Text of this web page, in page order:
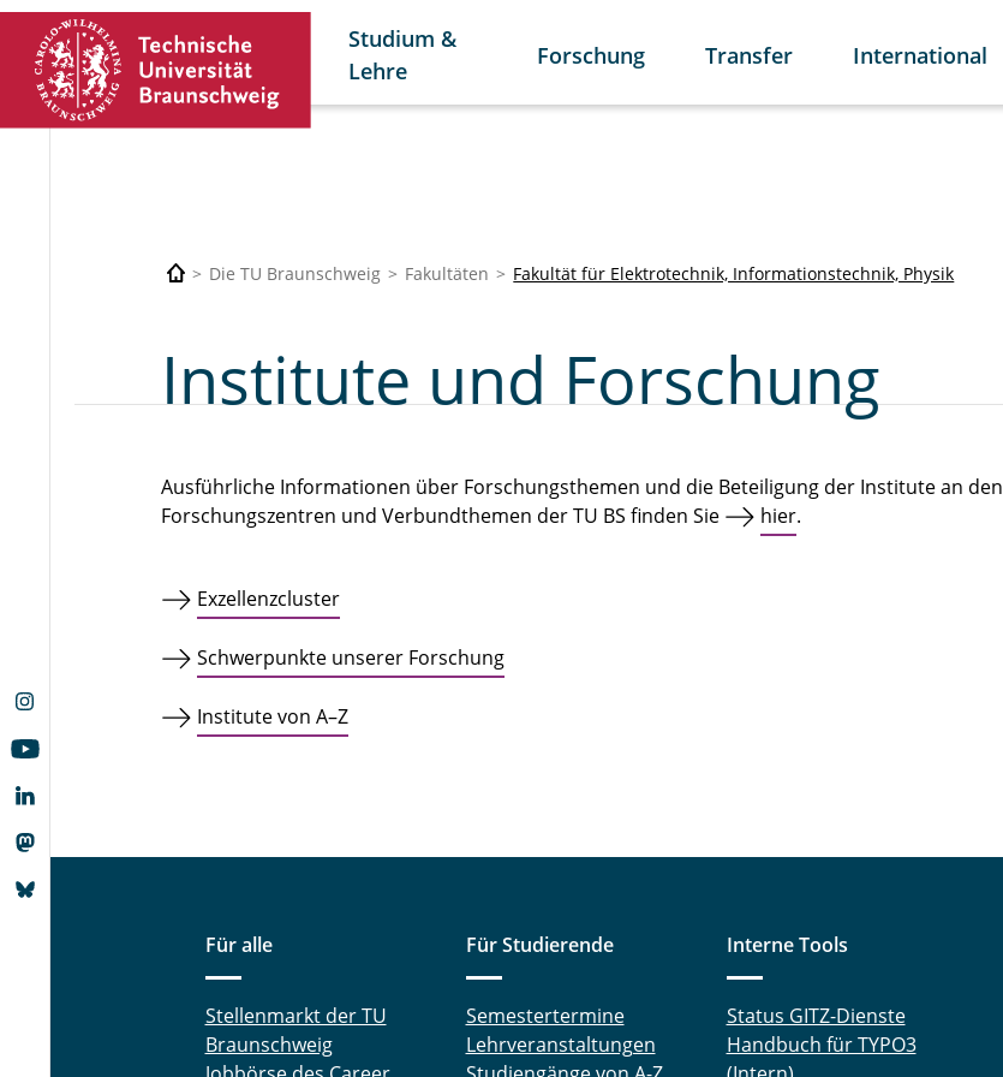
Studium &
Lehre
Forschung Transfer International
Die TU Braunschweig Fakultäten Fakultät für Elektrotechnik, Informationstechnik, Physik
Institute und Forschung
Ausführliche Informationen über Forschungsthemen und die Beteiligung der Institute an den
Forschungszentren und Verbundthemen der TU BS finden Sie
hier.
Exzellenzcluster
Schwerpunkte unserer Forschung
Institute von A–Z
Für alle
Stellenmarkt der TU
Braunschweig
Für Studierende
Semestertermine
Lehrveranstaltungen
Interne Tools
Status GITZ-Dienste
Handbuch für TYPO3